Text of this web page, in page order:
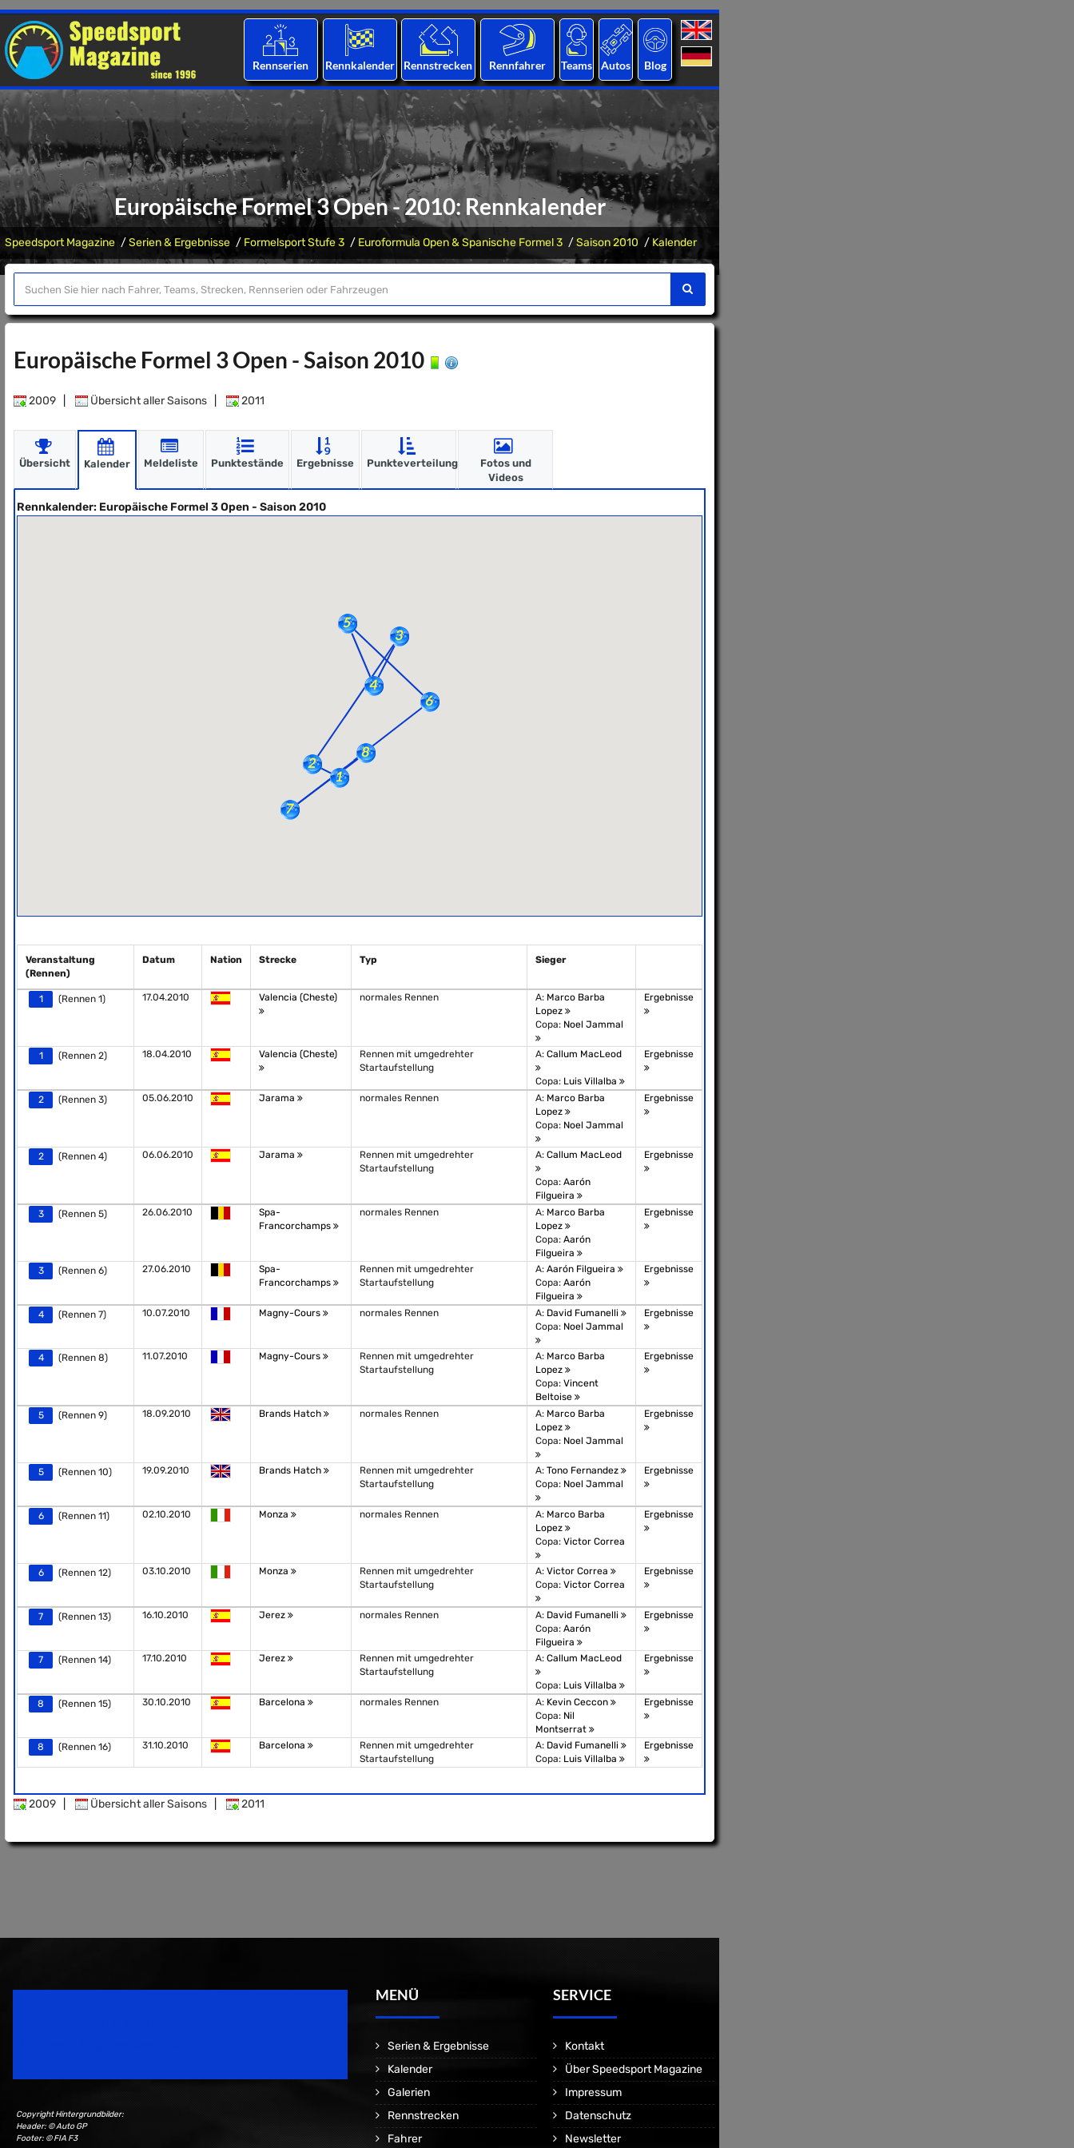
Rennserien Rennkalender Rennstrecken Rennfahrer Teams Autos Blog
Europäische Formel 3 Open - 2010: Rennkalender
Speedsport Magazine Serien & Ergebnisse Formelsport Stufe 3 Euroformula Open & Spanische Formel 3 Saison 2010 Kalender
Europäische Formel 3 Open - Saison 2010
2009 Übersicht aller Saisons 2011
Übersicht Kalender Meldeliste Punktestände Ergebnisse Punkteverteilung
Fotos und
Videos
Rennkalender: Europäische Formel 3 Open - Saison 2010
Veranstaltung
(Rennen)
Datum Nation Strecke Typ Sieger
1 (Rennen 1) 17.04.2010 Valencia (Cheste) normales Rennen A: Marco Barba
Lopez
Copa: Noel Jammal
Ergebnisse
1 (Rennen 2) 18.04.2010 Valencia (Cheste)
Rennen mit umgedrehter
Startaufstellung
A: Callum MacLeod
Copa: Luis Villalba
Ergebnisse
2 (Rennen 3) 05.06.2010 Jarama normales Rennen A: Marco Barba
Lopez
Copa: Noel Jammal
Ergebnisse
2 (Rennen 4) 06.06.2010 Jarama
Rennen mit umgedrehter
Startaufstellung
A: Callum MacLeod
Copa: Aarón
Filgueira
Ergebnisse
3 (Rennen 5) 26.06.2010
Spa-
Francorchamps
normales Rennen A: Marco Barba
Lopez
Copa: Aarón
Filgueira
Ergebnisse
3 (Rennen 6) 27.06.2010
Spa-
Francorchamps
Rennen mit umgedrehter
Startaufstellung
A: Aarón Filgueira
Copa: Aarón
Filgueira
Ergebnisse
4 (Rennen 7) 10.07.2010 Magny-Cours normales Rennen A: David Fumanelli
Copa: Noel Jammal
Ergebnisse
4 (Rennen 8) 11.07.2010 Magny-Cours
Rennen mit umgedrehter
Startaufstellung
A: Marco Barba
Lopez
Copa: Vincent
Beltoise
Ergebnisse
5 (Rennen 9) 18.09.2010 Brands Hatch normales Rennen A: Marco Barba
Lopez
Copa: Noel Jammal
Ergebnisse
5 (Rennen 10) 19.09.2010 Brands Hatch
Rennen mit umgedrehter
Startaufstellung
A: Tono Fernandez
Copa: Noel Jammal
Ergebnisse
6 (Rennen 11) 02.10.2010 Monza normales Rennen A: Marco Barba
Lopez
Copa: Victor Correa
Ergebnisse
6 (Rennen 12) 03.10.2010 Monza
Rennen mit umgedrehter
Startaufstellung
A: Victor Correa
Copa: Victor Correa
Ergebnisse
7 (Rennen 13) 16.10.2010 Jerez normales Rennen A: David Fumanelli
Copa: Aarón
Filgueira
Ergebnisse
7 (Rennen 14) 17.10.2010 Jerez
Rennen mit umgedrehter
Startaufstellung
A: Callum MacLeod
Copa: Luis Villalba
Ergebnisse
8 (Rennen 15) 30.10.2010 Barcelona normales Rennen A: Kevin Ceccon
Copa: Nil
Montserrat
Ergebnisse
8 (Rennen 16) 31.10.2010 Barcelona
Rennen mit umgedrehter
Startaufstellung
A: David Fumanelli
Copa: Luis Villalba
Ergebnisse
2009 Übersicht aller Saisons 2011
Copyright Hintergrundbilder:
Header: © Auto GP
Footer: © FIA F3
MENÜ
Serien & Ergebnisse
Kalender
Galerien
Rennstrecken
Fahrer
SERVICE
Kontakt
Über Speedsport Magazine
Impressum
Datenschutz
Newsletter